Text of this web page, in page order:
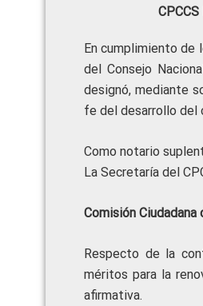
CPCCS
En cumplimiento de
del Consejo
designó, mediante
fe del desarrollo del
Como notario
La Secretaría del
Comisión Ciudadana
Respecto de la
méritos para la
afirmativa.